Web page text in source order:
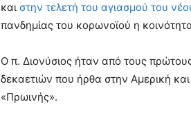
και στην τελετή του αγιασμού του
πανδημίας του κορωνοϊού η
Ο π. Διονύσιος ήταν από τους
δεκαετιών που ήρθα στην Αμερική
«Πρωινής».